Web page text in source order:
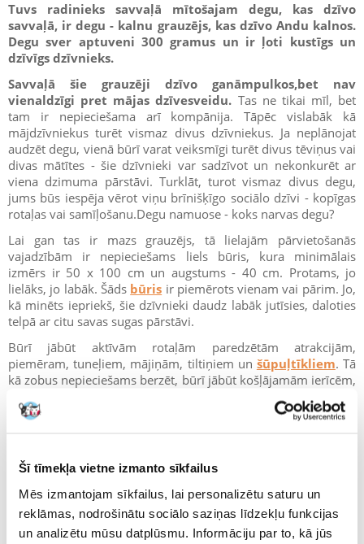
Šī tīmekļa vietne izmanto sīkfailus
Mēs izmantojam sīkfailus, lai personalizētu saturu un
reklāmas, nodrošinātu sociālo saziņas līdzekļu funkcijas
un analizētu mūsu datplūsmu. Informāciju par to, kā jūs
Tuvs radinieks savvaļā mītošajam degu, kas dzīvo
savvaļā, ir degu - kalnu grauzējs, kas dzīvo Andu kalnos.
Degu sver aptuveni 300 gramus un ir ļoti kustīgs un
dzīvīgs dzīvnieks.
Savvaļā šie grauzēji dzīvo ganāmpulkos,bet nav
vienaldzīgi pret mājas dzīvesveidu. Tas ne tikai mīl, bet
tam ir nepieciešama arī kompānija. Tāpēc vislabāk kā
mājdzīvniekus turēt vismaz divus dzīvniekus. Ja neplānojat
audzēt degu, vienā būrī varat veiksmīgi turēt divus tēviņus vai
divas mātītes - šie dzīvnieki var sadzīvot un nekonkurēt ar
viena dzimuma pārstāvi. Turklāt, turot vismaz divus degu,
jums būs iespēja vērot viņu brīnišķīgo sociālo dzīvi - kopīgas
rotaļas vai samīļošanu.Degu namuose - koks narvas degu?
Lai gan tas ir mazs grauzējs, tā lielajām pārvietošanās
vajadzībām ir nepieciešams liels būris, kura minimālais
izmērs ir 50 x 100 cm un augstums - 40 cm. Protams, jo
lielāks, jo labāk. Šāds būris ir piemērots vienam vai pārim. Jo,
kā minēts iepriekš, šie dzīvnieki daudz labāk jutīsies, daloties
telpā ar citu savas sugas pārstāvi.
Būrī jābūt aktīvām rotaļām paredzētām atrakcijām,
piemēram, tuneļiem, mājiņām, tiltiņiem un šūpuļtīkliem. Tā
kā zobus nepieciešams berzēt, būrī jābūt košļājamām ierīcēm,
tam jābūt pietiekami lielam, lai degu nevarētu pārāk izlocīt
mugurkaulu. Otrkārt, tam jābūt ar līdzenu virsmu - kājas var
uzkāpt uz pakāpieniem. Treškārt, tam jābūt drošam, lai varētu
droši iekāpt un izkāpt no riteņa - aizliegts izmantot ritenīti ar
šķērveida efektu.